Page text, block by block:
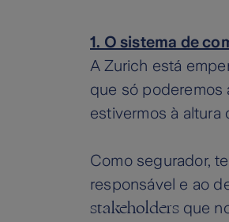
1. O sistema de
A Zurich está
que só poderemos
estivermos à altura
Como segurador,
responsável e ao
stakeholders que